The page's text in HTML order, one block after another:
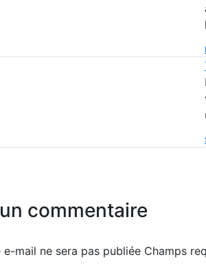
commentaire
e-mail ne sera pas publiée Champs